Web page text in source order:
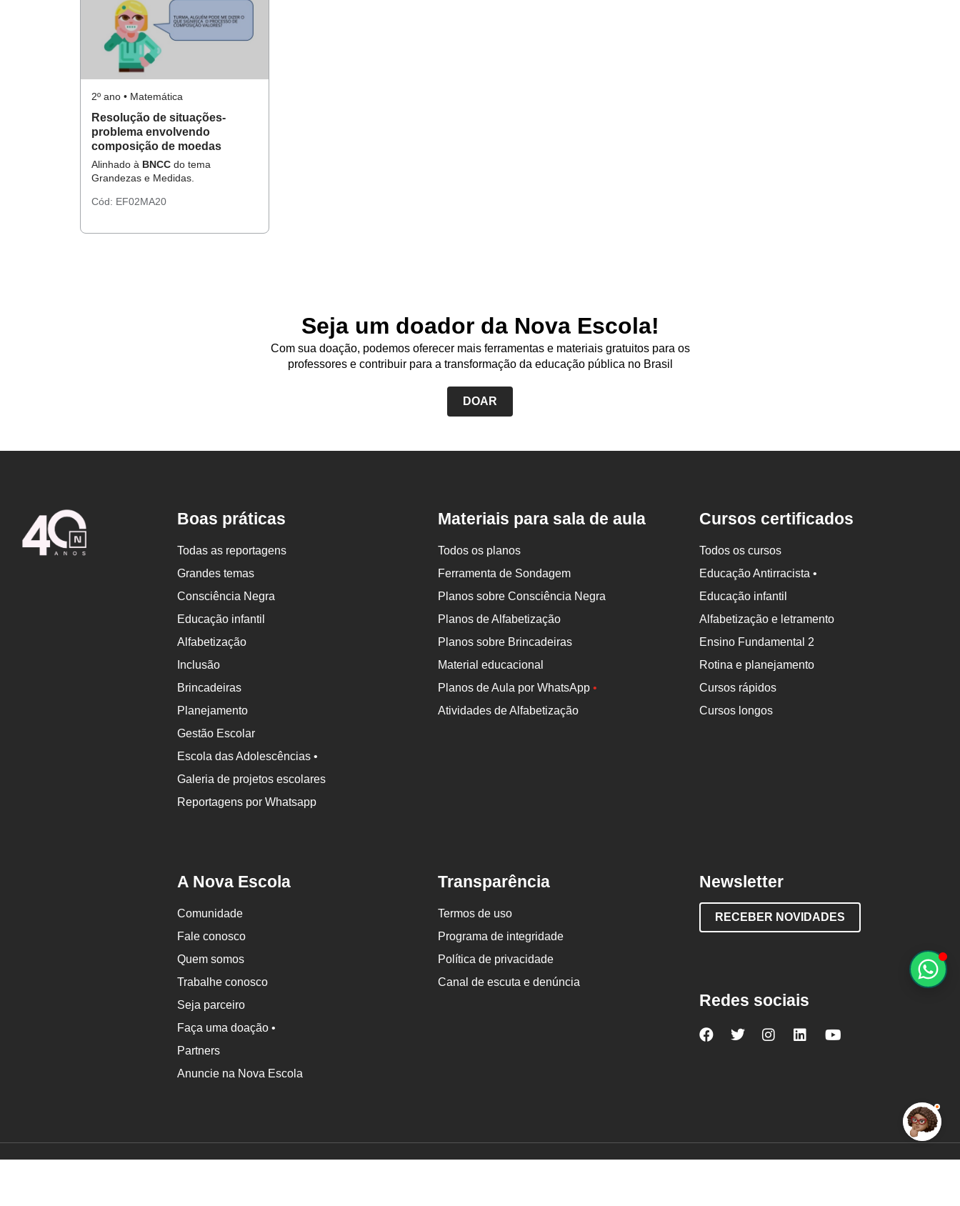
2º ano • Matemática
Resolução de situações-
problema envolvendo
composição de moedas
Alinhado à BNCC do tema
Grandezas e Medidas.
Cód: EF02MA20
Seja um doador da Nova Escola!
Com sua doação, podemos oferecer mais ferramentas e materiais gratuitos para os
professores e contribuir para a transformação da educação pública no Brasil
DOAR
Boas práticas
Todas as reportagens
Grandes temas
Consciência Negra
Educação infantil
Alfabetização
Inclusão
Brincadeiras
Planejamento
Gestão Escolar
Escola das Adolescências •
Galeria de projetos escolares
Reportagens por Whatsapp
Materiais para sala de aula
Todos os planos
Ferramenta de Sondagem
Planos sobre Consciência Negra
Planos de Alfabetização
Planos sobre Brincadeiras
Material educacional
Planos de Aula por WhatsApp•
Atividades de Alfabetização
Cursos certificados
Todos os cursos
Educação Antirracista •
Educação infantil
Alfabetização e letramento
Ensino Fundamental 2
Rotina e planejamento
Cursos rápidos
Cursos longos
A Nova Escola
Comunidade
Fale conosco
Quem somos
Trabalhe conosco
Seja parceiro
Faça uma doação •
Partners
Anuncie na Nova Escola
Transparência
Termos de uso
Programa de integridade
Política de privacidade
Canal de escuta e denúncia
Newsletter
RECEBER NOVIDADES
Redes sociais
NovaNova Nova NovaNova